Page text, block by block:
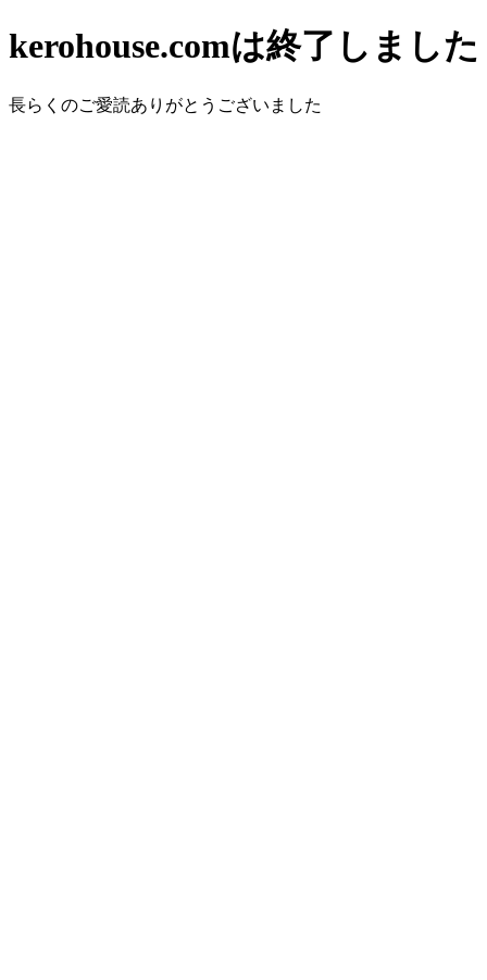
kerohouse.comは終了しました
長らくのご愛読ありがとうございました